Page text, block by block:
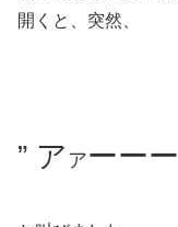
開くと、突然、
” ア アーー